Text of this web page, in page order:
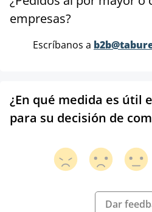
empresas?
Escríbanos a
¿En qué medida es útil
para su decisión de
Dar